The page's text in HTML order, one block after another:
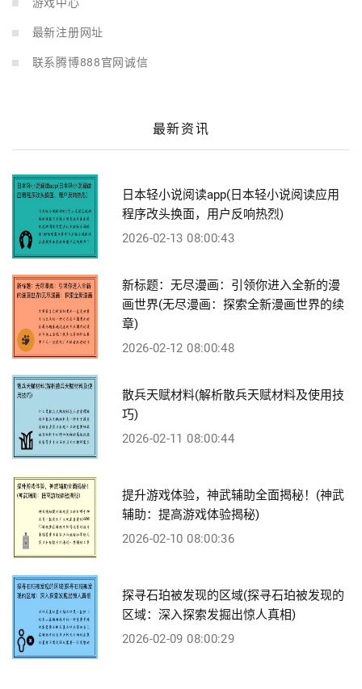
最新注册网址
联系腾博888官网诚信
最新资讯
日本轻小说阅读app(日本轻小说阅读应用
程序改头换面，用户反响热烈)
2026-02-13 08:00:43
新标题：无尽漫画：引领你进入全新的漫
画世界(无尽漫画：探索全新漫画世界的续
章)
2026-02-12 08:00:48
散兵天赋材料(解析散兵天赋材料及使用技
巧)
2026-02-11 08:00:44
提升游戏体验，神武辅助全面揭秘！(神武
辅助：提高游戏体验揭秘)
2026-02-10 08:00:36
探寻石珀被发现的区域(探寻石珀被发现的
区域：深入探索发掘出惊人真相)
2026-02-09 08:00:29